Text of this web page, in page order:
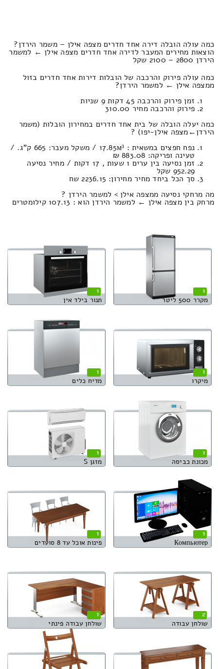
כמה עולה הובלה דירה אחד חדרים מצפה אילן – משמר הירדן?
הוצאות מחירים המעבר לדירה אחד חדרים מצפה אילן ← למשמר
הירדן 2800 – 2100 שקל
כמה עולה פירוק והרכבה של הובלות דירות אחד חדרים בזול
ממצפה אילן ← למשמר הירדן?
זמן פירוק והרכבה 45 דקות 9 שניות
פירוק והרכבה מחיר 310.00
כמה יעלה הובלה של בית אחד חדרים במחירון הובלות (משמר
הירדן‎←‏מצפה אילן-יפו) ?
נפח חפצים במשאית : 17.85м³ / משקל מעבר: 665 ק”ג. /
טעינה ופריקה: 883.08 ₪
זמן נסיעה בין ערים 1 שעות , 17 דקות / מחיר נסיעה
952.29 שקל
סך הכל ביחד מחיר מחירון: 2236.15 שח
מה מרחקי נסיעה ממצפה אילן > למשמר הירדן ?
מרחק בין מצפה אילן ← למשמר הירדן הוא : 107.13 קילומטרים
1
מקרר 500 ליטר
1
תנור בילד אין
1
מיקרו
1
מדיח כלים
1
מכונת כביסה
1
מזגן S
1
Компьютер
1
פינות אוכל עד 8 סועדים
2
שולחן עבודה
1
שולחן עבודה פינתי